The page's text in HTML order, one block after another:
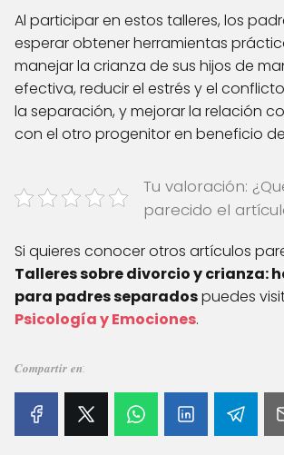
Al participar en estos talleres, los
esperar obtener herramientas
manejar la crianza de sus hijos de
efectiva, reducir el estrés y el
la separación, y mejorar la relación
con el otro progenitor en beneficio
Tu valoración:
parecido el
Si quieres conocer otros artículos
Talleres sobre divorcio y crianza:
para padres separadospuedes
Psicología y Emociones.
𝑪𝒐𝒎𝒑𝒂𝒓𝒕𝒊𝒓 𝒆𝒏: